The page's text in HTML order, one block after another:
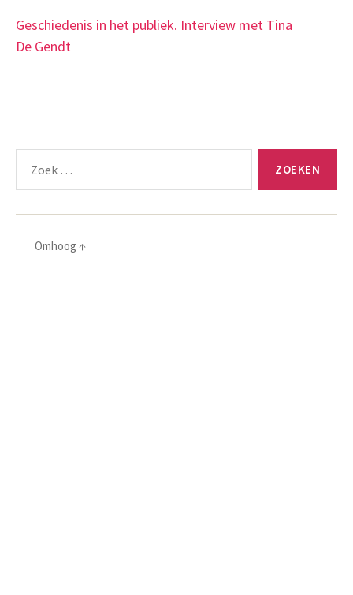
Geschiedenis in het publiek. Interview met Tina
De Gendt
naar:
Omhoog ↑